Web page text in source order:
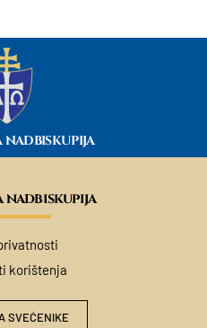
NADBISKUPIJA
nadbiskupija
korištenja
SVEĆENIKE